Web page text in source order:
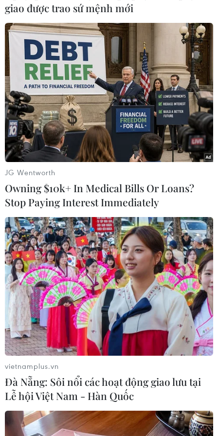
đầu tư hoặc có những biện pháp để duy trì cơ sở
(TTXVN/Vietnam+)
#COVID-19 #Giá dầu
#Venezuela
#Khủng hoảng kinh tế
#Lệnh trừng phạt của Mỹ
Venezuela
Theo dõi VietnamPlus
TIN LIÊN QUAN
giao được trao sứ mệnh mới
JG Wentworth
Owning $10k+ In Medical Bills Or Loans?
Stop Paying Interest Immediately
vietnamplus.vn
Đà Nẵng: Sôi nổi các hoạt động giao lưu tại
Lễ hội Việt Nam - Hàn Quốc